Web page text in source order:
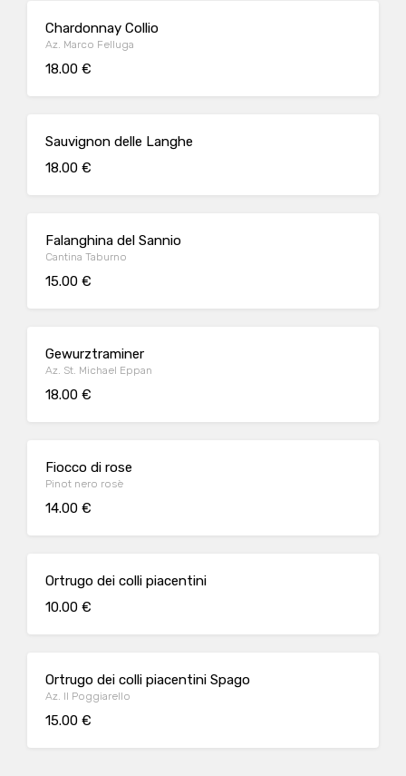
Chardonnay Collio
Az. Marco Felluga
18.00 €
Sauvignon delle Langhe
18.00 €
Falanghina del Sannio
Cantina Taburno
15.00 €
Gewurztraminer
Az. St. Michael Eppan
18.00 €
Fiocco di rose
Pinot nero rosè
14.00 €
Ortrugo dei colli piacentini
10.00 €
Ortrugo dei colli piacentini Spago
Az. Il Poggiarello
15.00 €